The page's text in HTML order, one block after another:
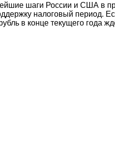
шаги России и США в
налоговый период.
в конце текущего года